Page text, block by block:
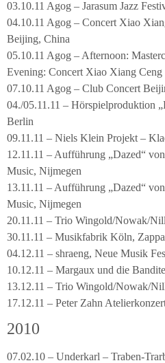
03.10.11 Agog – Jarasum Jazz
04.10.11 Agog – Concert Xiao
Beijing, China
05.10.11 Agog – Afternoon:
Evening: Concert Xiao Xiang
07.10.11 Agog – Club Concert
04./05.11.11 – Hörspielproduktion
Berlin
09.11.11 – Niels Klein Projekt –
12.11.11 – Aufführung „Dazed“
Music, Nijmegen
13.11.11 – Aufführung „Dazed“
Music, Nijmegen
20.11.11 – Trio Wingold/Nowak/
30.11.11 – Musikfabrik Köln,
04.12.11 – shraeng, Neue Musik
10.12.11 – Margaux und die
13.12.11 – Trio Wingold/Nowak/
17.12.11 – Peter Zahn
2010
07.02.10 – Underkarl – Traben-